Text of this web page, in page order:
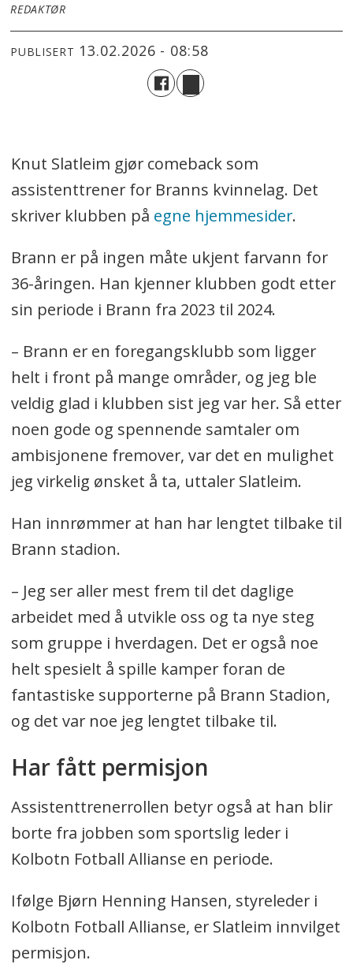
REDAKTØR
PUBLISERT 13.02.2026 - 08:58
Knut Slatleim gjør comeback som
assistenttrener for Branns kvinnelag. Det
skriver klubben på egne hjemmesider.
Brann er på ingen måte ukjent farvann for
36-åringen. Han kjenner klubben godt etter
sin periode i Brann fra 2023 til 2024.
– Brann er en foregangsklubb som ligger
helt i front på mange områder, og jeg ble
veldig glad i klubben sist jeg var her. Så etter
noen gode og spennende samtaler om
ambisjonene fremover, var det en mulighet
jeg virkelig ønsket å ta, uttaler Slatleim.
Han innrømmer at han har lengtet tilbake til
Brann stadion.
– Jeg ser aller mest frem til det daglige
arbeidet med å utvikle oss og ta nye steg
som gruppe i hverdagen. Det er også noe
helt spesielt å spille kamper foran de
fantastiske supporterne på Brann Stadion,
og det var noe jeg lengtet tilbake til.
Har fått permisjon
Assistenttrenerrollen betyr også at han blir
borte fra jobben som sportslig leder i
Kolbotn Fotball Allianse en periode.
Ifølge Bjørn Henning Hansen, styreleder i
Kolbotn Fotball Allianse, er Slatleim innvilget
permisjon.